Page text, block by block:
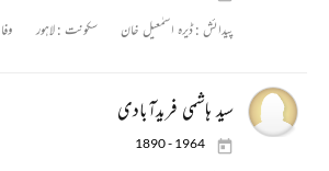
پیدائش :ڈیرہ اسمٰعیل خان سکونت :لاہور
سید ہاشمی فریدآبادی
1890 - 1964